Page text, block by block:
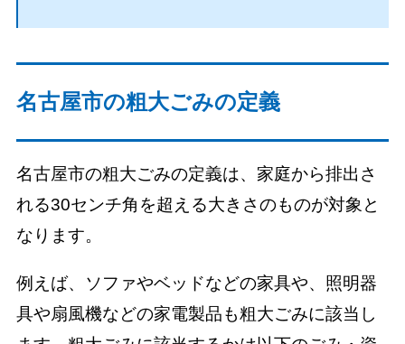
名古屋市の粗大ごみの定義
名古屋市の粗大ごみの定義は、家庭から排出さ
れる30センチ角を超える大きさのものが対象と
なります。
例えば、ソファやベッドなどの家具や、照明器
具や扇風機などの家電製品も粗大ごみに該当し